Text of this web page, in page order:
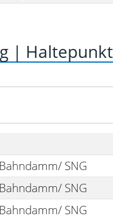
|
SNG
SNG
SNG